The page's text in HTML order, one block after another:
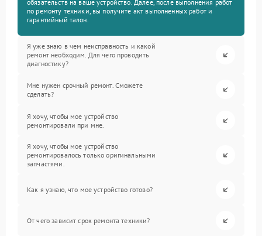
обязательств на ваше устройство. Далее, после выполнения работ
по ремонту техники, вы получите акт выполненных работ и
гарантийный талон.
Я уже знаю в чем неисправность и какой
ремонт необходим. Для чего проводить
диагностику?
Мне нужен срочный ремонт. Сможете
сделать?
Я хочу, чтобы мое устройство
ремонтировали при мне.
Я хочу, чтобы мое устройство
ремонтировалось только оригинальными
запчастями.
Как я узнаю, что мое устройство готово?
От чего зависит срок ремонта техники?